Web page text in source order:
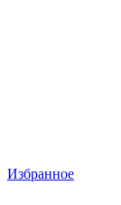
Избранное